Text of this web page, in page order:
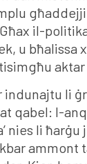
il-
u bħalissa
aktar
indunajtu li
qabel: l-
nies li ħarġu
ammont